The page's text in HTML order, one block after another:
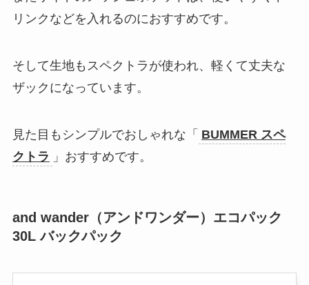
リンクなどを入れるのにおすすめです。
そして生地もスペクトラが使われ、軽くて丈夫な
ザックになっています。
見た目もシンプルでおしゃれな「 BUMMER スペ
クトラ 」おすすめです。
and wander（アンドワンダー）エコパック
30L バックパック